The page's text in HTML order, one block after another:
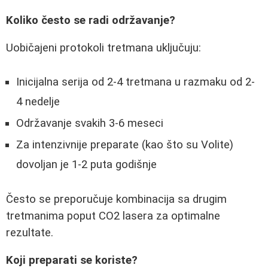
Koliko često se radi održavanje?
Uobičajeni protokoli tretmana uključuju:
Inicijalna serija od 2-4 tretmana u razmaku od 2-
4 nedelje
Održavanje svakih 3-6 meseci
Za intenzivnije preparate (kao što su Volite)
dovoljan je 1-2 puta godišnje
Često se preporučuje kombinacija sa drugim
tretmanima poput CO2 lasera za optimalne
rezultate.
Koji preparati se koriste?